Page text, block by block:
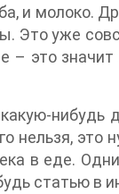
и молоко.
Это уже
– это
нибудь
нельзя, это
в еде.
статью в